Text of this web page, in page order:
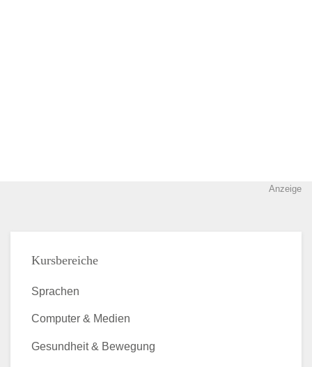
Anzeige
Kursbereiche
Sprachen
Computer & Medien
Gesundheit & Bewegung